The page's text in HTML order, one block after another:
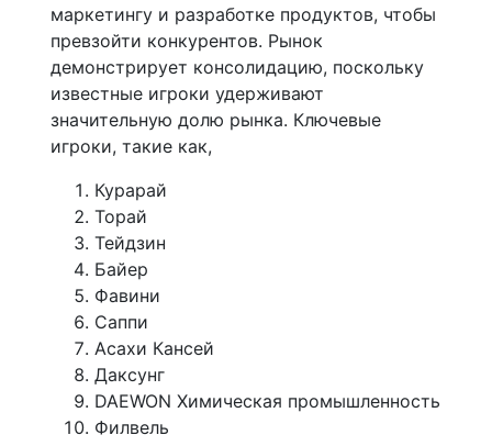
маркетингу и разработке продуктов, чтобы
превзойти конкурентов. Рынок
демонстрирует консолидацию, поскольку
известные игроки удерживают
значительную долю рынка. Ключевые
игроки, такие как,
Курарай
Торай
Тейдзин
Байер
Фавини
Саппи
Асахи Кансей
Даксунг
DAEWON Химическая промышленность
Филвель